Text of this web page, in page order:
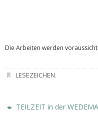
Die Arbeiten werden
LESEZEICHEN.
TEILZEIT in der